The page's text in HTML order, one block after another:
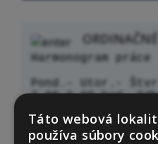
Harmonogram práce
Pond.- Utor.-
7,00-8,00 hod.
8,00-12,30 hod.
12,30-13,00 OBED
13,00 -15,30 hod.
Táto webová
používa súbory